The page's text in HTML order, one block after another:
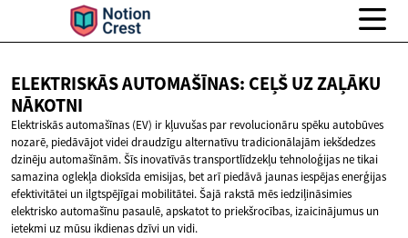
ELEKTRISKĀS AUTOMAŠĪNAS: CEĻŠ UZZAĻĀKU
NĀKOTNI
Elektriskās automašīnas (EV) ir kļuvušas par revolucionāru spēku autobūves
nozarē, piedāvājot videi draudzīgu alternatīvu tradicionālajām iekšdedzes
dzinēju automašīnām. Šīs inovatīvās transportlīdzekļu tehnoloģijas ne tikai
samazina oglekļa dioksīda emisijas, bet arī piedāvā jaunas iespējas enerģijas
efektivitātei un ilgtspējīgai mobilitātei. Šajā rakstā mēs iedziļināsimies
elektrisko automašīnu pasaulē, apskatot to priekšrocības, izaicinājumus un
ietekmi uz mūsu ikdienas dzīvi un vidi.